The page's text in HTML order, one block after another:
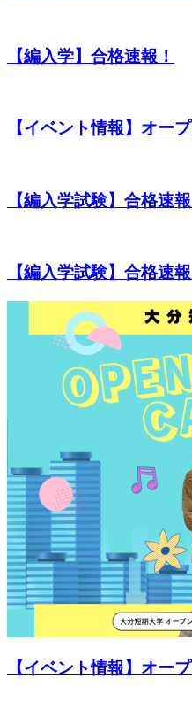
【編入学】合格速報！
【イベント情報】オー
【編入学試験】合格速
【編入学試験】合格速報
【イベント情報】オー